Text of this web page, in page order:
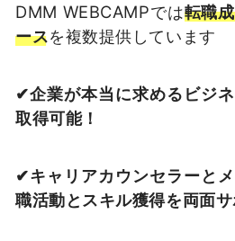
DMM WEBCAMPでは転職
ースを複数提供しています
✔︎︎︎企業が本当に求めるビジ
取得可能！
✔︎︎︎︎キャリアカウンセラーと
職活動とスキル獲得を両面